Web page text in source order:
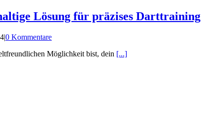
Lösung für präzises Darttraining
|0 Kommentare
Möglichkeit bist, dein [...]